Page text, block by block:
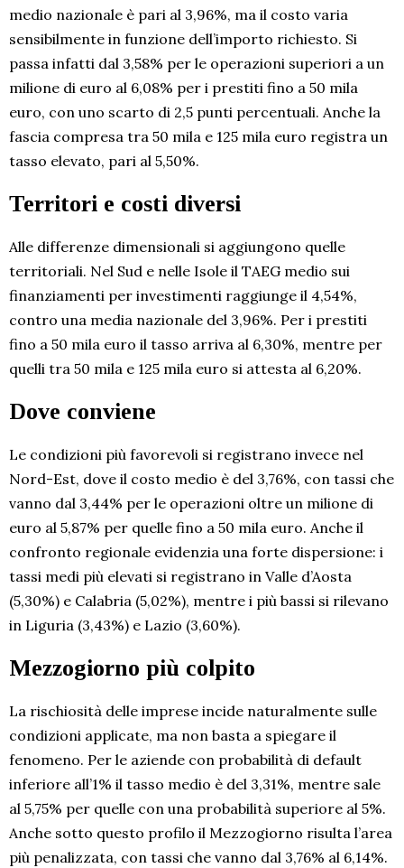
medio nazionale è pari al 3,96%, ma il costo varia
sensibilmente in funzione dell’importo richiesto. Si
passa infatti dal 3,58% per le operazioni superiori a un
milione di euro al 6,08% per i prestiti fino a 50 mila
euro, con uno scarto di 2,5 punti percentuali. Anche la
fascia compresa tra 50 mila e 125 mila euro registra un
tasso elevato, pari al 5,50%.
Territori e costi diversi
Alle differenze dimensionali si aggiungono quelle
territoriali. Nel Sud e nelle Isole il TAEG medio sui
finanziamenti per investimenti raggiunge il 4,54%,
contro una media nazionale del 3,96%. Per i prestiti
fino a 50 mila euro il tasso arriva al 6,30%, mentre per
quelli tra 50 mila e 125 mila euro si attesta al 6,20%.
Dove conviene
Le condizioni più favorevoli si registrano invece nel
Nord-Est, dove il costo medio è del 3,76%, con tassi che
vanno dal 3,44% per le operazioni oltre un milione di
euro al 5,87% per quelle fino a 50 mila euro. Anche il
confronto regionale evidenzia una forte dispersione: i
tassi medi più elevati si registrano in Valle d’Aosta
(5,30%) e Calabria (5,02%), mentre i più bassi si rilevano
in Liguria (3,43%) e Lazio (3,60%).
Mezzogiorno più colpito
La rischiosità delle imprese incide naturalmente sulle
condizioni applicate, ma non basta a spiegare il
fenomeno. Per le aziende con probabilità di default
inferiore all’1% il tasso medio è del 3,31%, mentre sale
al 5,75% per quelle con una probabilità superiore al 5%.
Anche sotto questo profilo il Mezzogiorno risulta l’area
più penalizzata, con tassi che vanno dal 3,76% al 6,14%.